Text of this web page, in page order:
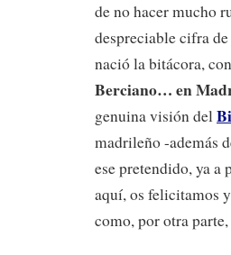
de no hacer mucho
despreciable cifra
nació la bitácora,
Berciano… en
genuina visión del
madrileño -además
ese pretendido, ya a
aquí, os felicitamos
como, por otra